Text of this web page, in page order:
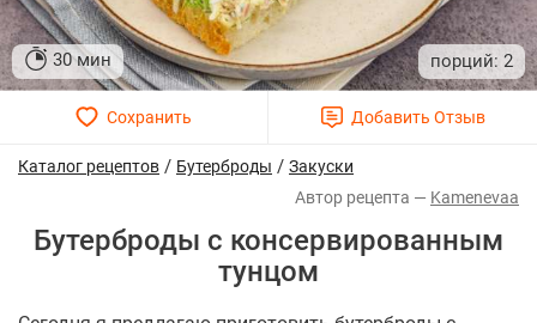
30 мин 2
Каталог рецептов / Бутерброды / Закуски
Kamenevaa
Бутерброды с консервированным
тунцом